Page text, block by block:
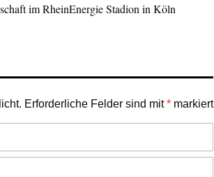
im RheinEnergie Stadion in Köln
Erforderliche Felder sind mit* markiert